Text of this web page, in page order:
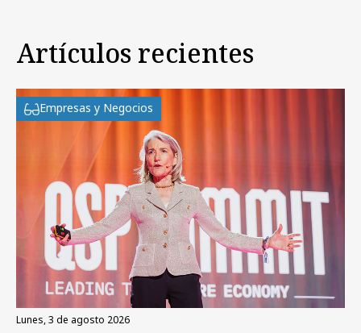
Artículos recientes
Empresas y Negocios
lunes, 3 de agosto 2026